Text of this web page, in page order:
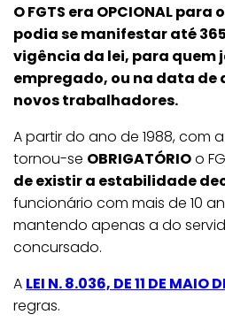
O FGTS era OPCIONAL para
podia se manifestar até
vigência da lei, para quem
empregado, ou na data de
novos trabalhadores.
A partir do ano de 1988, com
tornou-se OBRIGATÓRIOo
de existir a estabilidade
funcionário com mais de 10
mantendo apenas a do
concursado.
A LEI N. 8.036, DE 11 DE MAIO
regras.